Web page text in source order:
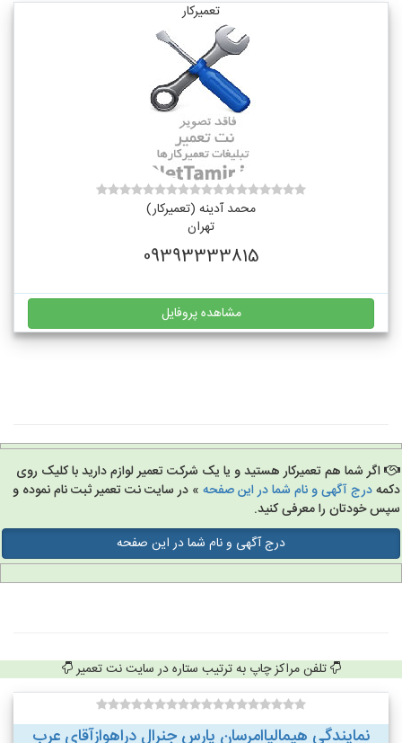
تعمیرکار
محمد آدینه (تعمیرکار)
تهران
09393333815
مشاهده پروفایل
اگر شما هم تعمیرکار هستید و یا یک شرکت تعمیر لوازم دارید با کلیک روی
درج آگهی و نام شما در این صفحه» در سایت نت تعمیر ثبت نام نموده و
خودتان را معرفی کنید.
درج آگهی و نام شما در این صفحه
تلفن مراکز چاپ به ترتیب ستاره در سایت نت تعمیر
نمایندگی هیمالیاامرسان پارس جنرال دراهوازآقای عرب